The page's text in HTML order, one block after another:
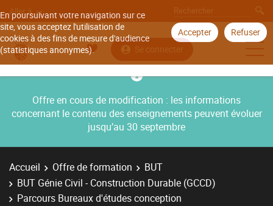
En poursuivant votre navigation sur ce
site, vous acceptez l'utilisation de
cookies à des fins de mesure d'audience
(statistiques anonymes).
Accepter Refuser
Aller à
Se connecter
Offre en cours de modification : les informations
concernant le contenu des enseignements peuvent évoluer
jusqu’au 30 septembre
Accueil Offre de formation
BUT
BUT Génie Civil - Construction Durable (GCCD)
Parcours Bureaux d'études conception